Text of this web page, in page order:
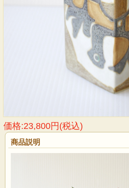
価格:23,800円(税込)
商品説明